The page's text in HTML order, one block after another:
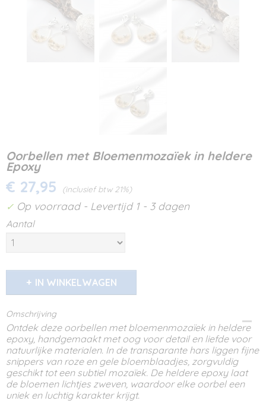
Oorbellen met Bloemenmozaïek in heldere
Epoxy
€ 27,95 (inclusief btw 21%)
✓ Op voorraad - Levertijd 1 - 3 dagen
Aantal
IN WINKELWAGEN
Omschrijving
Ontdek deze oorbellen met bloemenmozaïek in heldere
epoxy, handgemaakt met oog voor detail en liefde voor
natuurlijke materialen. In de transparante hars liggen fijne
snippers van roze en gele bloemblaadjes, zorgvuldig
geschikt tot een subtiel mozaïek. De heldere epoxy laat
de bloemen lichtjes zweven, waardoor elke oorbel een
uniek en luchtig karakter krijgt.